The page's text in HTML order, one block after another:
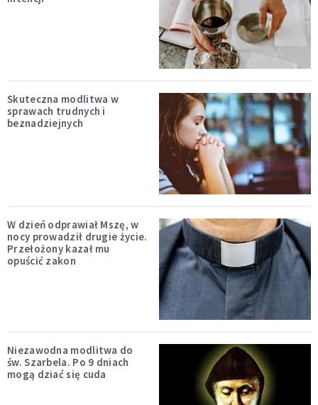
Skuteczna modlitwa w
sprawach trudnych i
beznadziejnych
W dzień odprawiał Mszę, w
nocy prowadził drugie życie.
Przełożony kazał mu
opuścić zakon
Niezawodna modlitwa do
św. Szarbela. Po 9 dniach
mogą dziać się cuda